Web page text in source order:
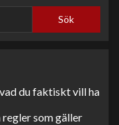
Sök
du faktiskt vill ha
som gäller